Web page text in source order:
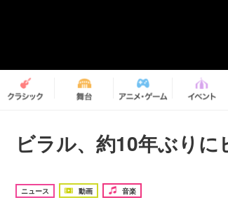
ビラル、約10年ぶり
ニュース 動画 音楽